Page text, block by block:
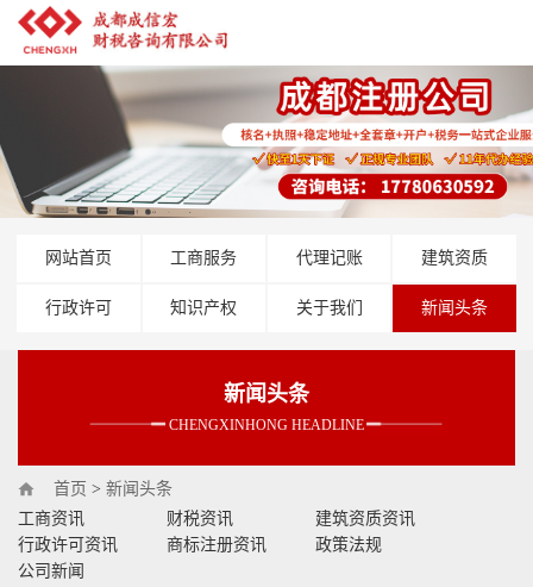
网站首页 工商服务 代理记账 建筑资质
行政许可 知识产权 关于我们 新闻头条
新闻头条
CHENGXINHONG HEADLINE
首页 > 新闻头条
工商资讯
财税资讯
建筑资质资讯
行政许可资讯
商标注册资讯
政策法规
公司新闻